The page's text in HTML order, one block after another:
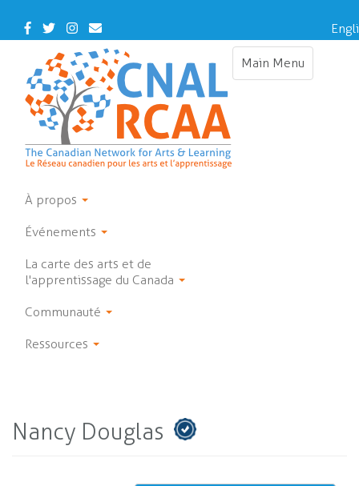
main
Facebook
TwitterInstagram
Contact
Us
Main Menu
Toggle
À propos
Événements
La carte des arts et de
l'apprentissage du Canada
Communauté
Ressources
Nancy Douglas